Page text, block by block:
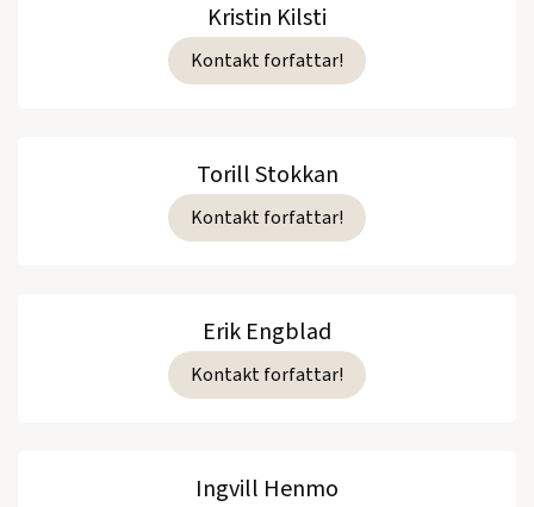
Kristin Kilsti
Kontakt forfattar!
Torill Stokkan
Kontakt forfattar!
Erik Engblad
Kontakt forfattar!
Ingvill Henmo